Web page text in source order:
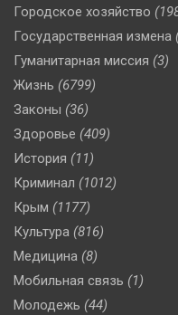
Городское хозяйство
Государственная измена
Гуманитарная миссия (3)
Жизнь (6799)
Законы (36)
Здоровье (409)
История (11)
Криминал (1012)
Крым (1177)
Культура (816)
Медицина (8)
Мобильная связь (1)
Молодежь (44)